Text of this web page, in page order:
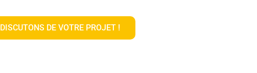
DISCUTONS DE VOTRE PROJET !